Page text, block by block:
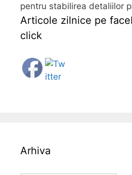
pentru stabilirea detaliilor
Articole zilnice pe
click
Arhiva